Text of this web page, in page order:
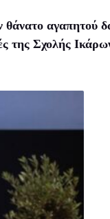
θάνατο αγαπητού
της Σχολής